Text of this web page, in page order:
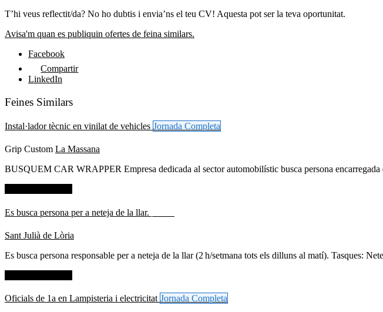
T’hi veus reflectit/da? No ho dubtis i envia’ns el teu CV! Aquesta pot ser la teva oportunitat.
Avisa'm quan es publiquin ofertes de feina similars.
Facebook
Compartir
LinkedIn
Feines Similars
Instal·lador tècnic en vinilat de vehicles Jornada Completa
Grip Custom La Massana
BUSQUEM CAR WRAPPER Empresa dedicada al sector automobilístic busca persona
Es busca persona per a neteja de la llar.
Sant Julià de Lòria
Es busca persona responsable per a neteja de la llar (2 h/setmana tots els dilluns al matí). Tasques:
Oficials de 1a en Lampisteria i electricitat Jornada Completa